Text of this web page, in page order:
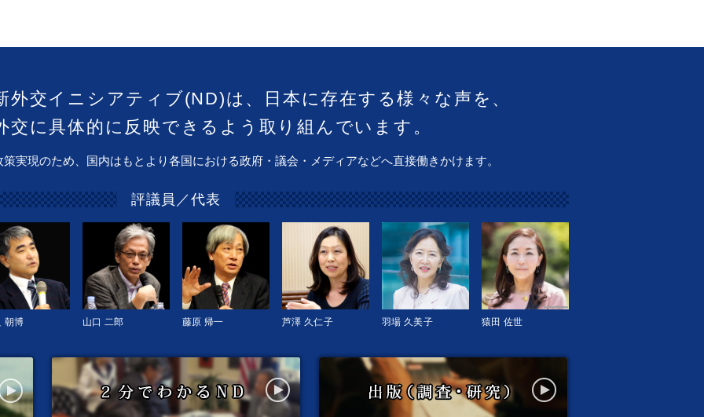
外交イニシアティブ(ND)は、日本に存在する様々な声を、
交に具体的に反映できるよう取り組んでいます。
策実現のため、国内はもとより各国における政府・議会・メディアなどへ直接働きかけます。
評議員／代表
朝博 山口 二郎 藤原 帰一 芦澤 久仁子 羽場 久美子 猿田 佐世